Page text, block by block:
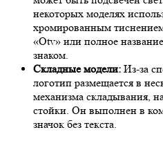
некоторых моделях
хромированным
«Otv» или полное
знаком.
Складные модели: Из-за
логотип размещается в
механизма складывания,
стойки. Он выполнен в
значок без текста.